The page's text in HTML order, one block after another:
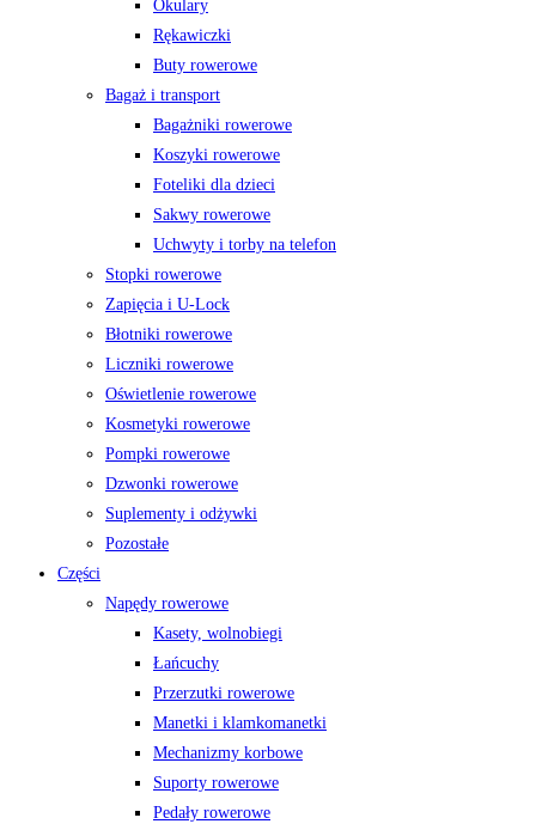
Okulary
Rękawiczki
Buty rowerowe
Bagaż i transport
Bagażniki rowerowe
Koszyki rowerowe
Foteliki dla dzieci
Sakwy rowerowe
Uchwyty i torby na telefon
Stopki rowerowe
Zapięcia i U-Lock
Błotniki rowerowe
Liczniki rowerowe
Oświetlenie rowerowe
Kosmetyki rowerowe
Pompki rowerowe
Dzwonki rowerowe
Suplementy i odżywki
Pozostałe
Części
Napędy rowerowe
Kasety, wolnobiegi
Łańcuchy
Przerzutki rowerowe
Manetki i klamkomanetki
Mechanizmy korbowe
Suporty rowerowe
Pedały rowerowe